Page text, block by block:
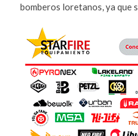
bomberos loretanos, ya que